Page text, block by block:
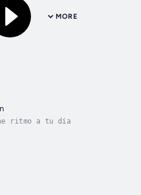
MORE
ritmo a tu día